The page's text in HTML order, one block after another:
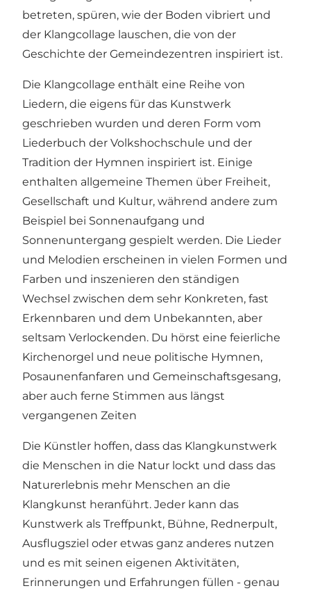
betreten, spüren, wie der Boden vibriert und
der Klangcollage lauschen, die von der
Geschichte der Gemeindezentren inspiriert ist.
Die Klangcollage enthält eine Reihe von
Liedern, die eigens für das Kunstwerk
geschrieben wurden und deren Form vom
Liederbuch der Volkshochschule und der
Tradition der Hymnen inspiriert ist. Einige
enthalten allgemeine Themen über Freiheit,
Gesellschaft und Kultur, während andere zum
Beispiel bei Sonnenaufgang und
Sonnenuntergang gespielt werden. Die Lieder
und Melodien erscheinen in vielen Formen und
Farben und inszenieren den ständigen
Wechsel zwischen dem sehr Konkreten, fast
Erkennbaren und dem Unbekannten, aber
seltsam Verlockenden. Du hörst eine feierliche
Kirchenorgel und neue politische Hymnen,
Posaunenfanfaren und Gemeinschaftsgesang,
aber auch ferne Stimmen aus längst
vergangenen Zeiten
Die Künstler hoffen, dass das Klangkunstwerk
die Menschen in die Natur lockt und dass das
Naturerlebnis mehr Menschen an die
Klangkunst heranführt. Jeder kann das
Kunstwerk als Treffpunkt, Bühne, Rednerpult,
Ausflugsziel oder etwas ganz anderes nutzen
und es mit seinen eigenen Aktivitäten,
Erinnerungen und Erfahrungen füllen - genau